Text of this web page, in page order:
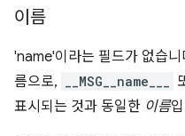
이름
'name'이라는 필드가 없습니
름으로,
__MSG__name___
표시되는 것과 동일한 이름